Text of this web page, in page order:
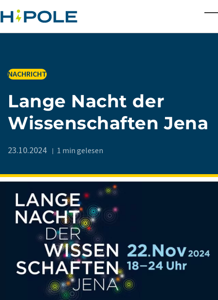
Skip to main content
IN
NACHRICHT
Lange Nacht der
Wissenschaften Jena
23.10.2024 1 min gelesen